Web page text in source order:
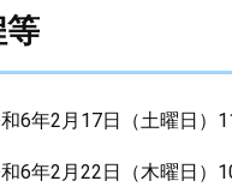
2月17日（土曜日）
2月22日（木曜日）